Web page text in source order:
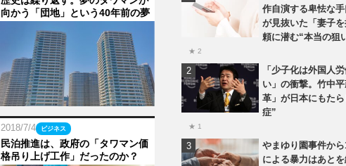
向かう「団地」という40年前の夢
2018/7/4 ビジネス
民泊推進は、政府の「タワマン価
格吊り上げ工作」だったのか？
作自演する卑怯な
が見抜いた「妻子
頼に潜む“本当の狙
★ 2
「少子化は外国人
い」の衝撃。竹中
革」が日本にもた
症”
★ 1
やまゆり園事件か
による暴力はあと